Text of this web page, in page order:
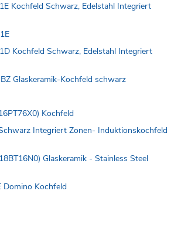
Kochfeld Schwarz, Edelstahl Integriert
Kochfeld Schwarz, Edelstahl Integriert
Glaskeramik-Kochfeld schwarz
Kochfeld
Integriert Zonen- Induktionskochfeld
Glaskeramik - Stainless Steel
Domino Kochfeld